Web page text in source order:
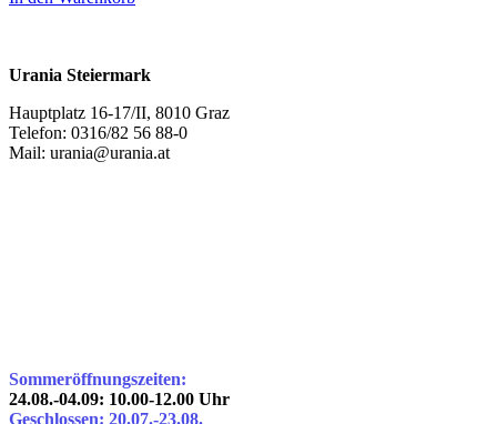
Urania Steiermark
Hauptplatz 16-17/II, 8010 Graz
Telefon: 0316/82 56 88-0
Mail: urania@urania.at
Sommeröffnungszeiten:
24.08.-04.09: 10.00-12.00 Uhr
Geschlossen: 20.07.-23.08.